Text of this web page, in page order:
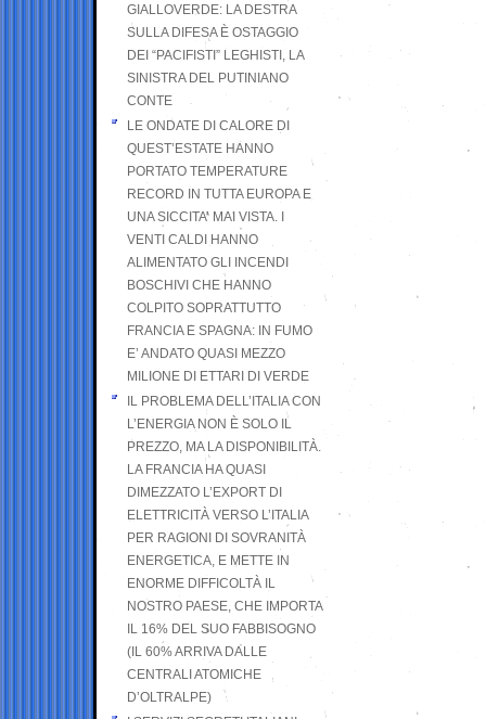
GIALLOVERDE: LA DESTRA
SULLA DIFESA È OSTAGGIO
DEI “PACIFISTI” LEGHISTI, LA
SINISTRA DEL PUTINIANO
CONTE
LE ONDATE DI CALORE DI
QUEST’ESTATE HANNO
PORTATO TEMPERATURE
RECORD IN TUTTA EUROPA E
UNA SICCITA’ MAI VISTA. I
VENTI CALDI HANNO
ALIMENTATO GLI INCENDI
BOSCHIVI CHE HANNO
COLPITO SOPRATTUTTO
FRANCIA E SPAGNA: IN FUMO
E’ ANDATO QUASI MEZZO
MILIONE DI ETTARI DI VERDE
IL PROBLEMA DELL’ITALIA CON
L’ENERGIA NON È SOLO IL
PREZZO, MA LA DISPONIBILITÀ.
LA FRANCIA HA QUASI
DIMEZZATO L’EXPORT DI
ELETTRICITÀ VERSO L’ITALIA
PER RAGIONI DI SOVRANITÀ
ENERGETICA, E METTE IN
ENORME DIFFICOLTÀ IL
NOSTRO PAESE, CHE IMPORTA
IL 16% DEL SUO FABBISOGNO
(IL 60% ARRIVA DALLE
CENTRALI ATOMICHE
D’OLTRALPE)